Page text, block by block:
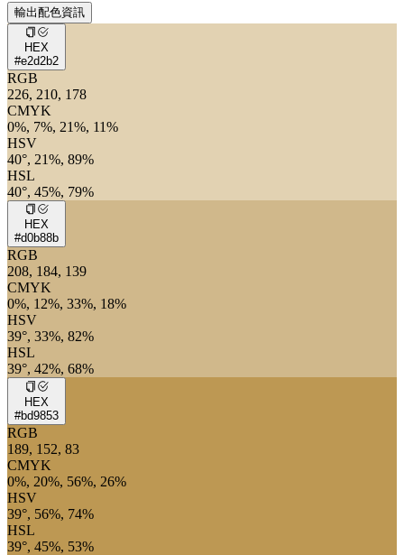
輸出配色資訊
HEX
#e2d2b2
RGB
226, 210, 178
CMYK
0%, 7%, 21%, 11%
HSV
40°, 21%, 89%
HSL
40°, 45%, 79%
HEX
#d0b88b
RGB
208, 184, 139
CMYK
0%, 12%, 33%, 18%
HSV
39°, 33%, 82%
HSL
39°, 42%, 68%
HEX
#bd9853
RGB
189, 152, 83
CMYK
0%, 20%, 56%, 26%
HSV
39°, 56%, 74%
HSL
39°, 45%, 53%